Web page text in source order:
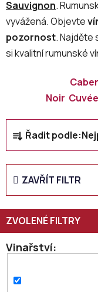
Sauvignon.
vyvážená. Objevte
pozornost. Najděte
si kvalitní rumunské
Noir Cuvée
Ř
a
z
n
p
r
o
u
Řadit podle:
ZAVŘÍT FILTR
Vinařství